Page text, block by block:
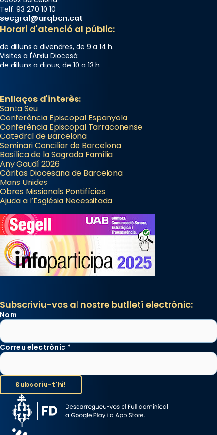
Telf. 93 270 10 10
secgral@arqbcn.cat
Horari d'atenció al públic:
de dilluns a divendres, de 9 a 14 h.
Visites a l'Arxiu Diocesà:
de dilluns a dijous, de 10 a 13 h.
Enllaços d'interès:
Santa Seu
Conferència Episcopal Espanyola
Conferència Episcopal Tarraconense
Catedral de Barcelona
Seminari Conciliar de Barcelona
Basílica de la Sagrada Família
Any Gaudí 2026
Càritas Diocesana de Barcelona
Mans Unides
Obres Missionals Pontifícies
Ajuda a l’Església Necessitada
Subscriviu-vos al nostre butlletí electrònic:
Nom
Correu electrònic *